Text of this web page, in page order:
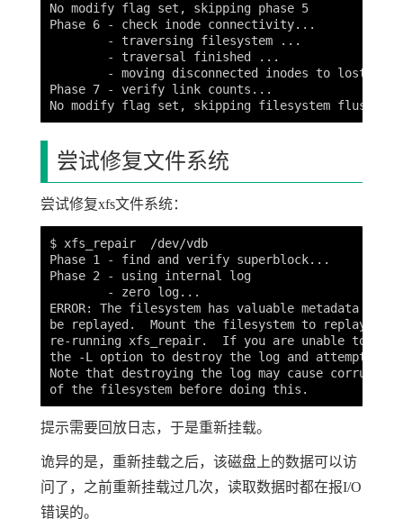
No modify flag set, skipping phase 5
Phase 6 - check inode connectivity...
        - traversing filesystem ...
        - traversal finished ...
- moving disconnected inodes to
Phase 7 - verify link counts...
尝试修复文件系统
尝试修复xfs文件系统：
$ xfs_repair  /dev/vdb
Phase 1 - find and verify superblock...
Phase 2 - using internal log
        - zero log...
ERROR: The filesystem has valuable metadata
be replayed.  Mount the filesystem to replay the
re-running xfs_repair.  If you are unable to
the -L option to destroy the log and attempt a
Note that destroying the log may cause
提示需要回放日志，于是重新挂载。
诡异的是，重新挂载之后，该磁盘上的数据可以访
问了，之前重新挂载过几次，读取数据时都在报I/O
错误的。